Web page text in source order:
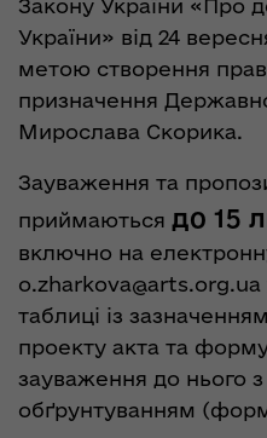
Закону України «Про
України» від 24
метою створення
призначення
Мирослава Скорика.
Зауваження та
приймаються до 15
включно на
o.zharkova@arts.org.ua
таблиці із
проекту акта та
зауваження до нього з
обґрунтуванням